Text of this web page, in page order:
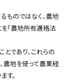
ものではなく、農地
「農地所有適格法
であり、これらの
農地を使って農業経
す。